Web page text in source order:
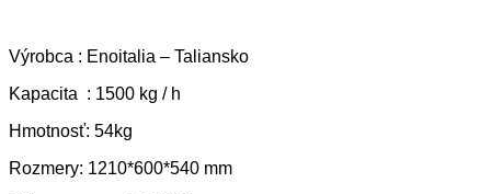
Výrobca : Enoitalia – Taliansko
Kapacita : 1500 kg / h
Hmotnosť: 54kg
Rozmery: 1210*600*540 mm